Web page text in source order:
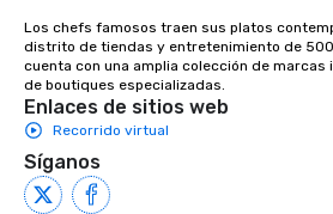
Los chefs famosos traen sus platos
distrito de tiendas y entretenimiento de
cuenta con una amplia colección de
de boutiques especializadas.
Enlaces de sitios web
Recorrido virtual
Síganos